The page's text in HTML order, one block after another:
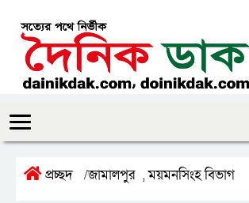
প্রচ্ছদ /জামালপুর ,ময়মনসিংহ বিভাগ